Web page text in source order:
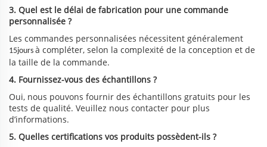
3. Quel est le délai de fabrication pour une commande
personnalisée ?
Les commandes personnalisées nécessitent généralement
15jours à compléter, selon la complexité de la conception et de
la taille de la commande.
4. Fournissez-vous des échantillons ?
Oui, nous pouvons fournir des échantillons gratuits pour les
tests de qualité. Veuillez nous contacter pour plus
d’informations.
5. Quelles certifications vos produits possèdent-ils ?